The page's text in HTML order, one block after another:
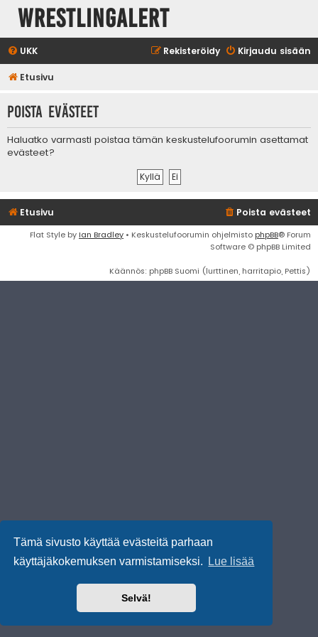
Tämä sivusto käyttää evästeitä parhaan
käyttäjäkokemuksen varmistamiseksi.
Lue lisää
Selvä!
WrestlingAlert
UKK Kirjaudu sisään
Rekisteröidy
Etusivu
Poista evästeet
Haluatko varmasti poistaa tämän keskustelufoorumin asettamat
evästeet?
Etusivu Poista evästeet
Flat Style by Ian Bradley • Keskustelufoorumin ohjelmisto phpBB® Forum
Software © phpBB Limited
Käännös: phpBB Suomi (lurttinen, harritapio, Pettis)